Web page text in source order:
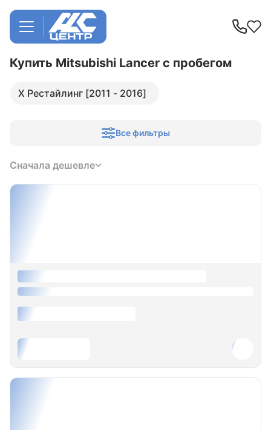
Купить Mitsubishi Lancer с пробегом
X Рестайлинг [2011 - 2016]
Все фильтры
Сначала дешевле